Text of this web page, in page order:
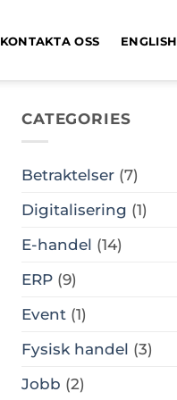
KONTAKTA OSS ENGLISH
CATEGORIES
Betraktelser (7)
Digitalisering (1)
E-handel (14)
ERP (9)
Event (1)
Fysisk handel (3)
Jobb (2)